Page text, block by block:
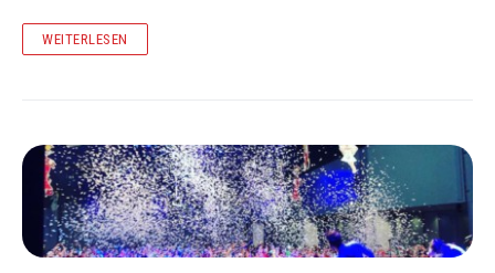
WEITERLESEN